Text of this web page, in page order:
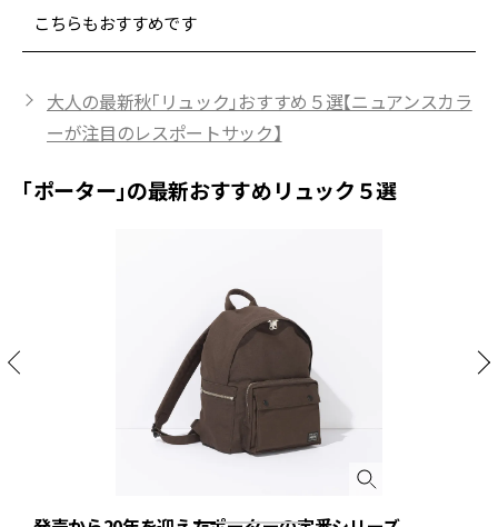
こちらもおすすめです
大人の最新秋「リュック」おすすめ５選【ニュアンスカラ
ーが注目のレスポートサック】
「ポーター」の最新おすすめリュック５選